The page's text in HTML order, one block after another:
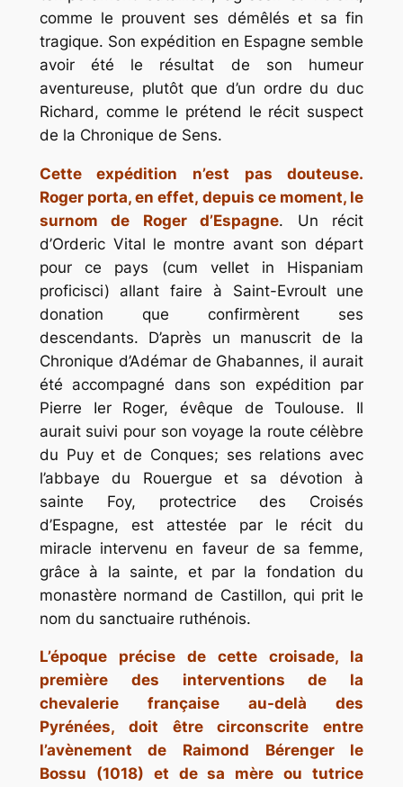
comme le prouvent ses démêlés et sa fin
tragique. Son expédition en Espagne semble
avoir été le résultat de son humeur
aventureuse, plutôt que d’un ordre du duc
Richard, comme le prétend le récit suspect
de la Chronique de Sens.
Cette expédition n’est pas douteuse.
Roger porta, en effet, depuis ce moment, le
surnom de Roger d’Espagne. Un récit
d’Orderic Vital le montre avant son départ
pour ce pays (cum vellet in Hispaniam
proficisci) allant faire à Saint-Evroult une
donation que confirmèrent ses
descendants. D’après un manuscrit de la
Chronique d’Adémar de Ghabannes, il aurait
été accompagné dans son expédition par
Pierre Ier Roger, évêque de Toulouse. Il
aurait suivi pour son voyage la route célèbre
du Puy et de Conques; ses relations avec
l’abbaye du Rouergue et sa dévotion à
sainte Foy, protectrice des Croisés
d’Espagne, est attestée par le récit du
miracle intervenu en faveur de sa femme,
grâce à la sainte, et par la fondation du
monastère normand de Castillon, qui prit le
nom du sanctuaire ruthénois.
L’époque précise de cette croisade, la
première des interventions de la
chevalerie française au-delà des
Pyrénées, doit être circonscrite entre
l’avènement de Raimond Bérenger le
Bossu (1018) et de sa mère ou tutrice